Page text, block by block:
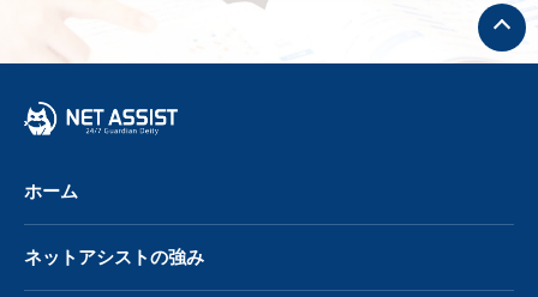
ト
ッ
プ
へ
ホーム
ネットアシストの強み